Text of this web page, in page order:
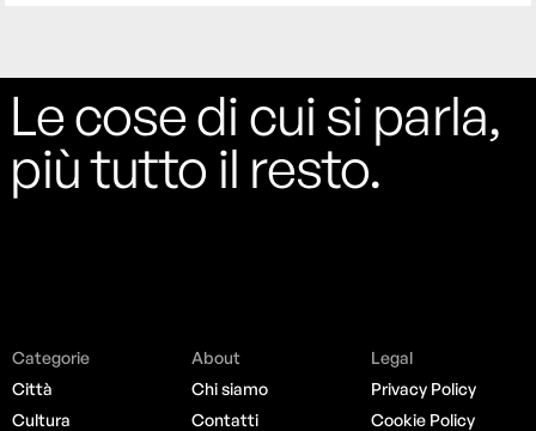
Le cose di cui si parla,
più tutto il resto.
Categorie
Città
Cultura
About
Chi siamo
Contatti
Legal
Privacy Policy
Cookie Policy